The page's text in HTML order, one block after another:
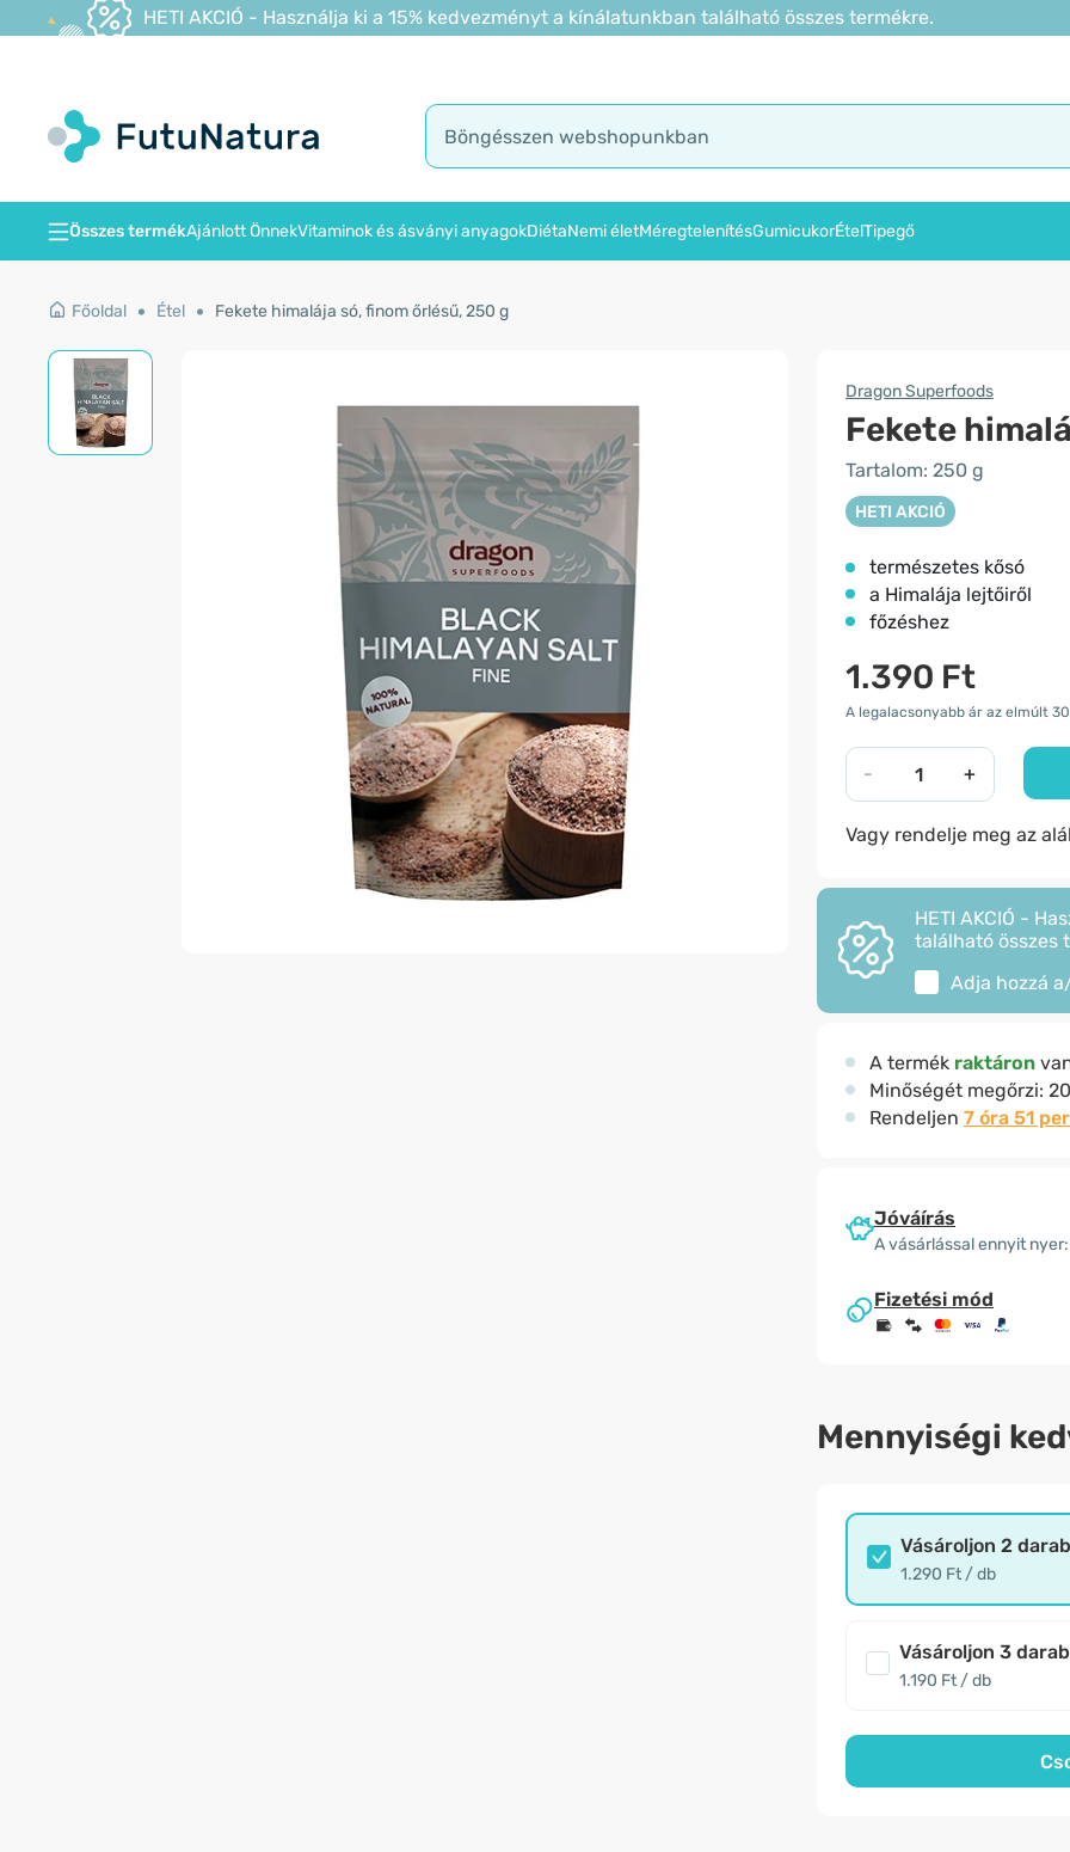
HETI AKCIÓ - Használja ki a 15% kedvezményt a kínálatunkban található összes termékre.
Összes termékAjánlott ÖnnekVitaminok és ásványi anyagokDiétaNemi életMéregtelenítésGumicukorÉtelTipegő
Főoldal Étel Fekete himalája só, finom őrlésű, 250 g
Dragon Superfoods
Fekete
Tartalom: 250 g
HETI AKCIÓ
természetes kősó
a Himalája lejtőiről
főzéshez
1.390 Ft
A legalacsonyabb ár az elmúlt
- +
Vagy rendelje meg az
HETI AKCIÓ -
található összes
Adja hozzá
A termék raktáron
Minőségét megőrzi:
Rendeljen 7 óra 51
Jóváírás
A vásárlással ennyit
Fizetési mód
Mennyiségi
Vásároljon 2
1.290 Ft / db
Vásároljon 3
1.190 Ft / db